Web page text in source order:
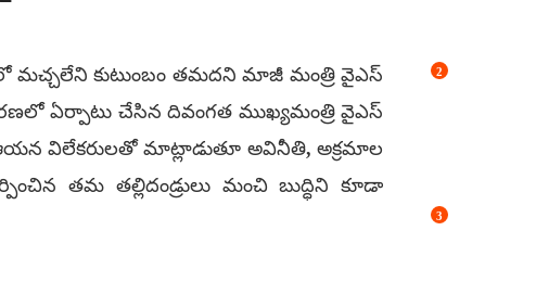
మచ్చలేని కుటుంబం తమదని మాజీ మంత్రి వైఎస్‌
ఏర్పాటు చేసిన దివంగత ముఖ్యమంత్రి వైఎస్‌
విలేకరులతో మాట్లాడుతూ అవినీతి, అక్రమాల
తమ తల్లిదండ్రులు మంచి బుద్ధిని కూడా
2
3